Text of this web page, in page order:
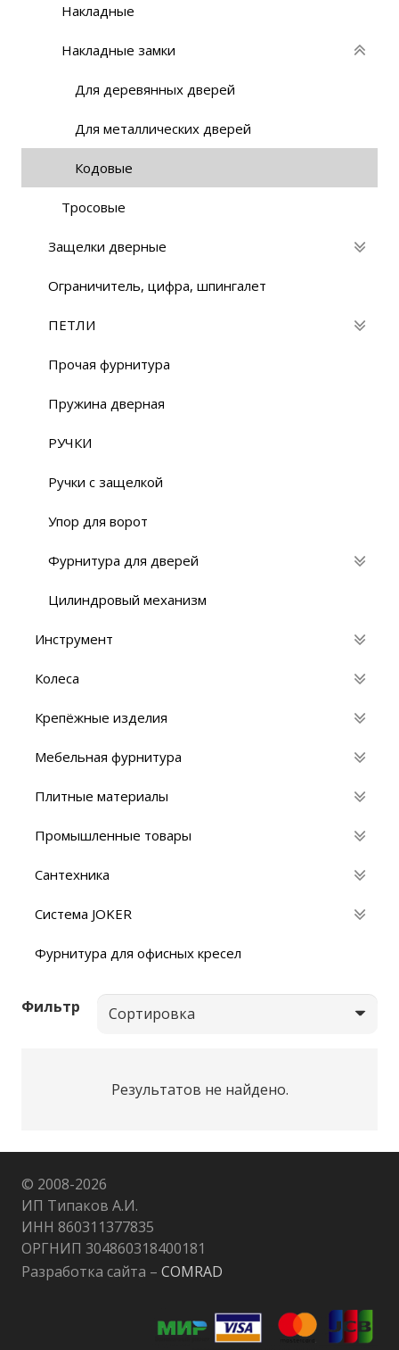
Накладные
Накладные замки
Для деревянных дверей
Для металлических дверей
Кодовые
Тросовые
Защелки дверные
Ограничитель, цифра, шпингалет
ПЕТЛИ
Прочая фурнитура
Пружина дверная
РУЧКИ
Ручки с защелкой
Упор для ворот
Фурнитура для дверей
Цилиндровый механизм
Инструмент
Колеса
Крепёжные изделия
Мебельная фурнитура
Плитные материалы
Промышленные товары
Сантехника
Система JOKER
Фурнитура для офисных кресел
Фильтр
Результатов не найдено.
© 2008-2026
ИП Типаков А.И.
ИНН 860311377835
ОРГНИП 304860318400181
Разработка сайта – COMRAD